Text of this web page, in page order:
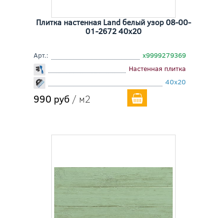
Плитка настенная Land белый узор 08-00-
01-2672 40x20
Арт.:
х9999279369
Настенная плитка
40x20
990 руб / м2